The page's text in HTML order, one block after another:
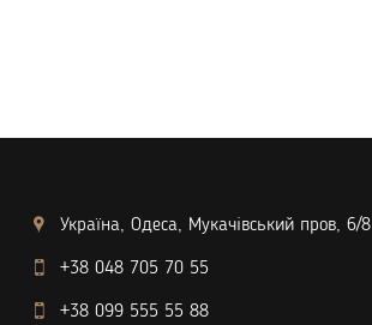
Україна, Одеса, Мукачівський пров, 6/8
+38 048 705 70 55
+38 099 555 55 88